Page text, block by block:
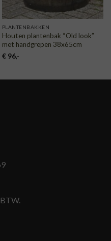
PLANTENBAKKEN
Houten plantenbak “Old look”
met handgrepen 38x65cm
€96,-